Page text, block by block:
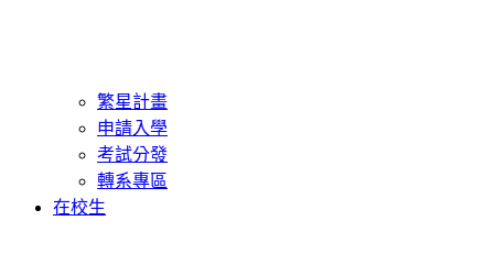
繁星計畫
申請入學
考試分發
轉系專區
在校生